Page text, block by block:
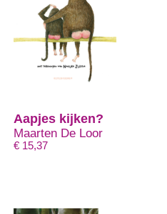
Aapjes kijken?
Maarten De Loor
€ 15,37